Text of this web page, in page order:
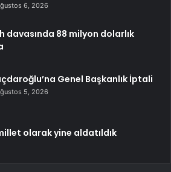
6, 2026
davasında 88 milyon dolarlık
Genel Başkanlık İptali
5, 2026
olarak yine aldatıldık